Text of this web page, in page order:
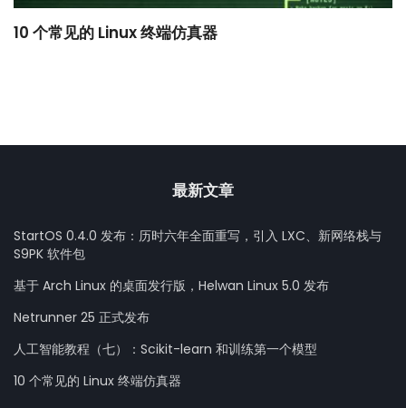
10 个常见的 Linux 终端仿真器
最新文章
StartOS 0.4.0 发布：历时六年全面重写，引入 LXC、新网络栈与
S9PK 软件包
基于 Arch Linux 的桌面发行版，Helwan Linux 5.0 发布
Netrunner 25 正式发布
人工智能教程（七）：Scikit-learn 和训练第一个模型
10 个常见的 Linux 终端仿真器